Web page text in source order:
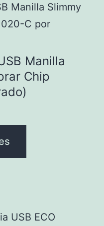
Manilla
Chip